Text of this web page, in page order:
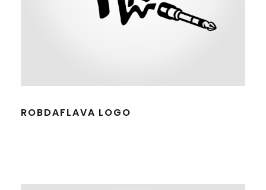
ROBDAFLAVA LOGO